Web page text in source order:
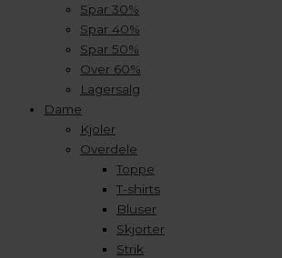
Spar 30%
Spar 40%
Spar 50%
Over 60%
Lagersalg
Dame
Kjoler
Overdele
Toppe
T-shirts
Bluser
Skjorter
Strik